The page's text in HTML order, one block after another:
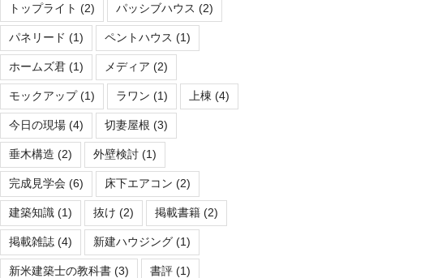
トップライト (2) パッシブハウス (2)
パネリード (1) ペントハウス (1)
ホームズ君(1) メディア (2)
モックアップ(1) ラワン (1) 上棟 (4)
今日の現場(4) 切妻屋根 (3)
垂木構造 (2) 外壁検討(1)
完成見学会(6) 床下エアコン (2)
建築知識(1) 抜け (2) 掲載書籍(2)
掲載雑誌(4) 新建ハウジング(1)
新米建築士の教科書(3) 書評(1)